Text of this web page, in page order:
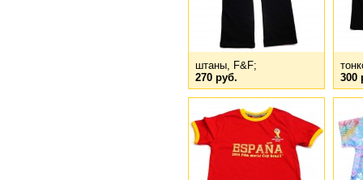
штаны, F&F;
270 руб.
300